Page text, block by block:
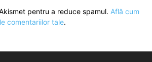
pentru a reduce spamul. Află cum
comentariilor tale.